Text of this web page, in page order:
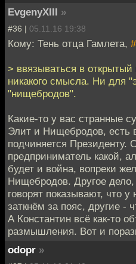
EvgenyXIII »
#36 | 05.11.16 19:38
Кому: Тень отца Гамлета,
> ввязываться в
никакого смысла. Ни для
"нищебродов".
Какие-то у вас странные
Элит и Нищебродов, есть
подчиняется Президенту.
предприниматель какой,
будет и война, вопреки
Нищебродов. Другое
говорят показывают, что
заткнём за пояс, другие -
А Константин всё как-то
размышления. Вот и
odopr »